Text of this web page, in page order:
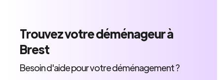
Trouvezvotre déménageurà
Brest
Besoin d'aide pour votre déménagement ?